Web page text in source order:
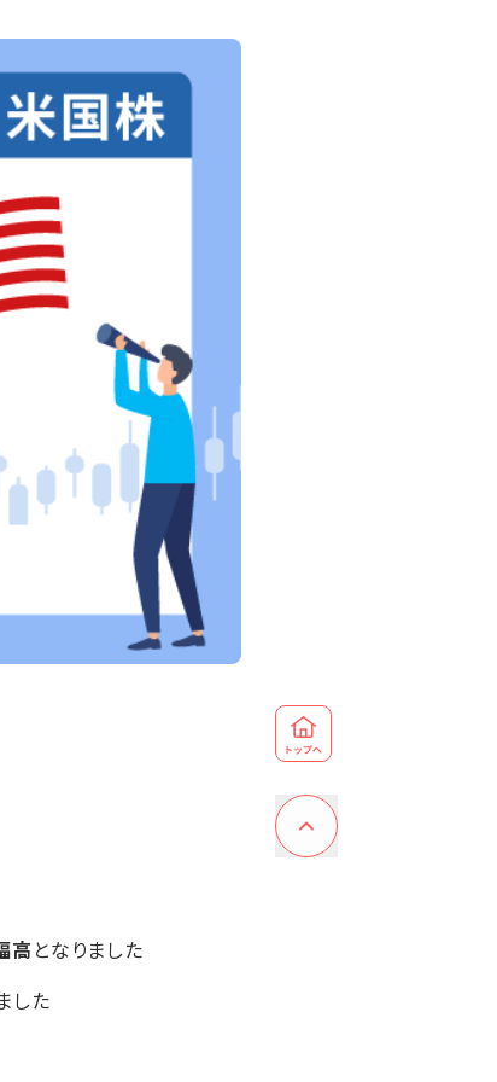
高 となりました
した